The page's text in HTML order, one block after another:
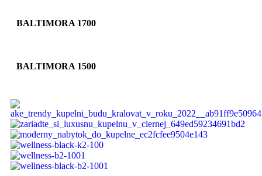
BALTIMORA 1700
BALTIMORA 1500